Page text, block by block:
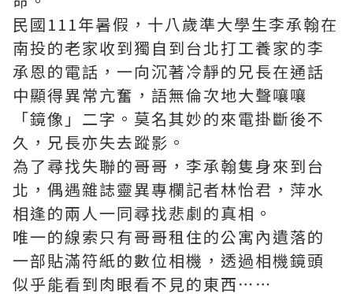
民國111年暑假，十八歲準大學生李承翰在
南投的老家收到獨自到台北打工養家的李
承恩的電話，一向沉著冷靜的兄長在通話
中顯得異常亢奮，語無倫次地大聲嚷嚷
「鏡像」二字。莫名其妙的來電掛斷後不
久，兄長亦失去蹤影。
為了尋找失聯的哥哥，李承翰隻身來到台
北，偶遇雜誌靈異專欄記者林怡君，萍水
相逢的兩人一同尋找悲劇的真相。
唯一的線索只有哥哥租住的公寓內遺落的
一部貼滿符紙的數位相機，透過相機鏡頭
似乎能看到肉眼看不見的東西⋯⋯